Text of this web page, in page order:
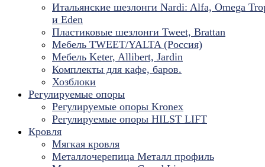
Итальянские шезлонги Nardi: Alfa, Omega
и Eden
Пластиковые шезлонги Tweet, Brattan
Мебель TWEET/YALTA (Россия)
Мебель Keter, Allibert, Jardin
Комплекты для кафе, баров.
Хозблоки
Регулируемые опоры
Регулируемые опоры Kronex
Регулируемые опоры HILST LIFT
Кровля
Мягкая кровля
Металлочерепица Металл профиль